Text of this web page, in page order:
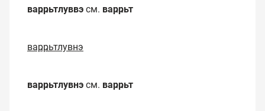
ваҏҏьтлуввэ см. ваҏҏьт
ваҏҏьтлувнэ
ваҏҏьтлувнэ см. ваҏҏьт